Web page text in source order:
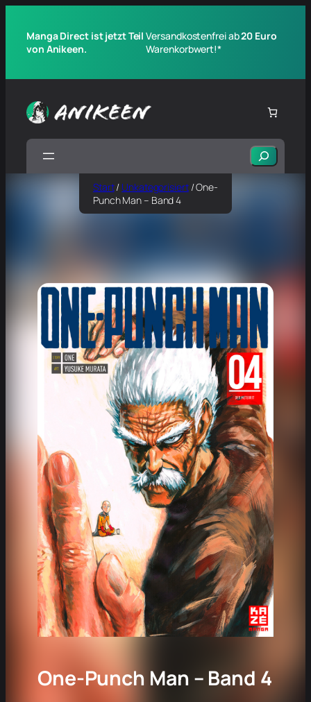
Manga Direct ist jetzt Teil
von Anikeen.
Versandkostenfrei ab20 Euro
Warenkorbwert!*
Suchen
Start/ Unkategorisiert/ One-
Punch Man – Band 4
One-Punch Man – Band 4